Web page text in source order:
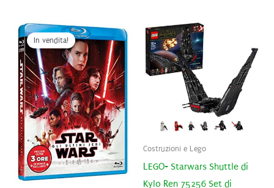
In vendita!
Costruzioni e Lego
LEGO- Starwars Shuttle di
Kylo Ren 75256 Set di